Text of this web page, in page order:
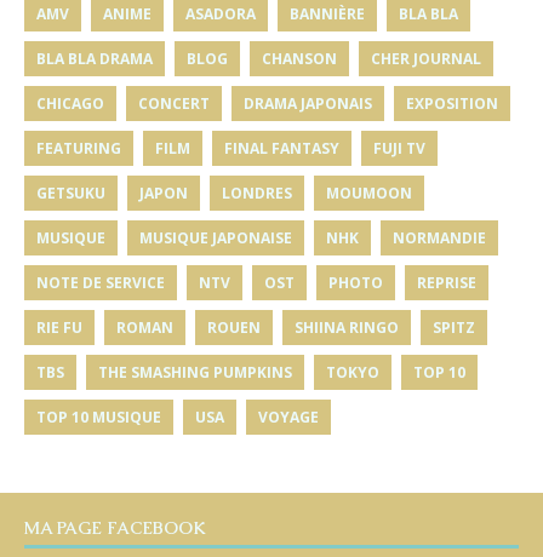
AMV ANIME ASADORA BANNIÈRE BLA BLA
BLA BLA DRAMA BLOG CHANSON CHER JOURNAL
CHICAGO CONCERT DRAMA JAPONAIS EXPOSITION
FEATURING FILM FINAL FANTASY FUJI TV
GETSUKU JAPON LONDRES MOUMOON
MUSIQUE MUSIQUE JAPONAISE NHK NORMANDIE
NOTE DE SERVICE NTV OST PHOTO REPRISE
RIE FU ROMAN ROUEN SHIINA RINGO SPITZ
TBS THE SMASHING PUMPKINS TOKYO TOP 10
TOP 10 MUSIQUE USA VOYAGE
MA PAGE FACEBOOK